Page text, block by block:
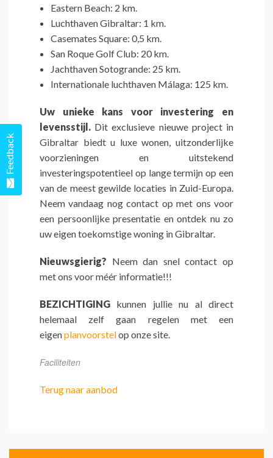
Eastern Beach: 2 km.
Luchthaven Gibraltar: 1 km.
Casemates Square: 0,5 km.
San Roque Golf Club: 20 km.
Jachthaven Sotogrande: 25 km.
Internationale luchthaven Málaga: 125 km.
Uw unieke kans voor investering en
levensstijl. Dit exclusieve nieuwe project in
Gibraltar biedt u luxe wonen, uitzonderlijke
voorzieningen en uitstekend
investeringspotentieel op lange termijn op een
van de meest gewilde locaties in Zuid-Europa.
Neem vandaag nog contact op met ons voor
een persoonlijke presentatie en ontdek nu zo
uw eigen toekomstige woning in Gibraltar.
Nieuwsgierig? Neem dan snel contact op
met ons voor méér informatie!!!
BEZICHTIGING kunnen jullie nu al direct
helemaal zelf gaan regelen met een
eigenplanvoorstelop onze site.
Faciliteiten
Terug naar aanbod
Feedback